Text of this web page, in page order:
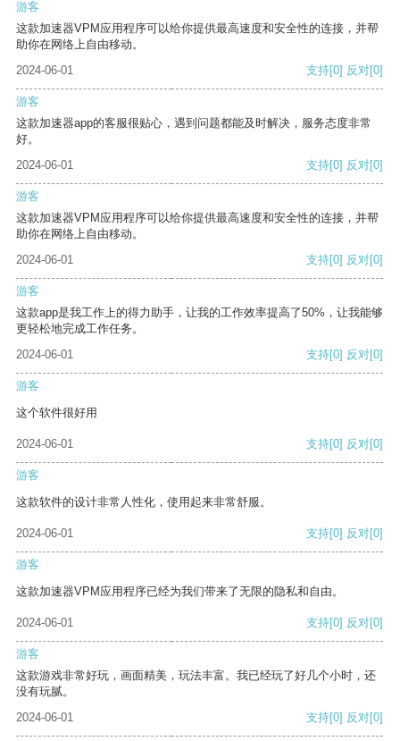
游客
这款加速器VPM应用程序可以给你提供最高速度和安全性的连接，并帮
助你在网络上自由移动。
2024-06-01
支持[0] 反对[0]
游客
这款加速器app的客服很贴心，遇到问题都能及时解决，服务态度非常
好。
2024-06-01
支持[0] 反对[0]
游客
这款加速器VPM应用程序可以给你提供最高速度和安全性的连接，并帮
助你在网络上自由移动。
2024-06-01
支持[0] 反对[0]
游客
这款app是我工作上的得力助手，让我的工作效率提高了50%，让我能够
更轻松地完成工作任务。
2024-06-01
支持[0] 反对[0]
游客
这个软件很好用
2024-06-01 支持[0] 反对[0]
游客
这款软件的设计非常人性化，使用起来非常舒服。
2024-06-01 支持[0] 反对[0]
游客
这款加速器VPM应用程序已经为我们带来了无限的隐私和自由。
2024-06-01 支持[0] 反对[0]
游客
这款游戏非常好玩，画面精美，玩法丰富。我已经玩了好几个小时，还
没有玩腻。
2024-06-01
支持[0] 反对[0]